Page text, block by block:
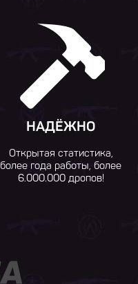
НАДЁЖНО
Открытая статистика,
более года работы, более
6.000.000 дропов!